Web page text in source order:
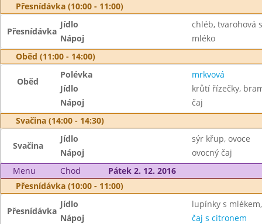
Přesnídávka (10:00 - 11:00)
Přesnídávka
Jídlo
chléb, tvarohová
Nápoj
mléko
Oběd (11:00 - 14:00)
Oběd
Polévka
mrkvová
Jídlo
krůtí řízečky,
Nápoj
čaj
Svačina (14:00 - 14:30)
Svačina
Jídlo
sýr křup, ovoce
Nápoj
ovocný čaj
Menu
Chod
Pátek 2. 12. 2016
Přesnídávka (10:00 - 11:00)
Přesnídávka
Jídlo
lupínky s
Nápoj
čaj s citronem